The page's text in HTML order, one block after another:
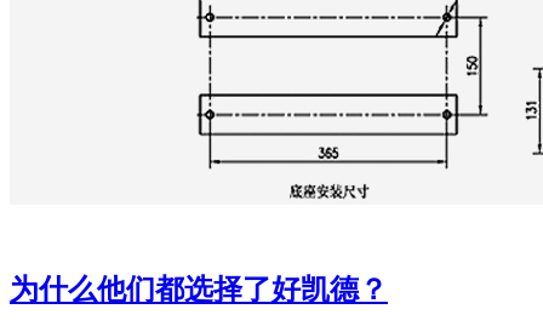
为什么他们都选择了好凯德？